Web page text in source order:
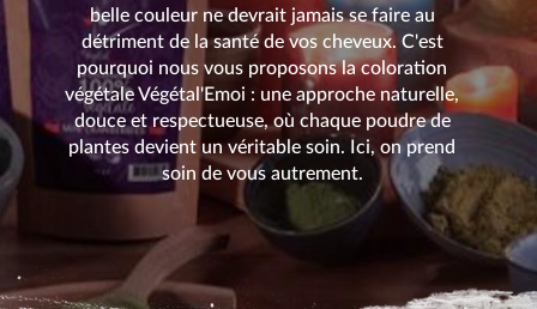
belle couleur ne devrait jamais se faire au
détriment de la santé de vos cheveux. C'est
pourquoi nous vous proposons la coloration
végétale Végétal'Emoi : une approche naturelle,
douce et respectueuse, où chaque poudre de
plantes devient un véritable soin. Ici, on prend
soin de vous autrement.